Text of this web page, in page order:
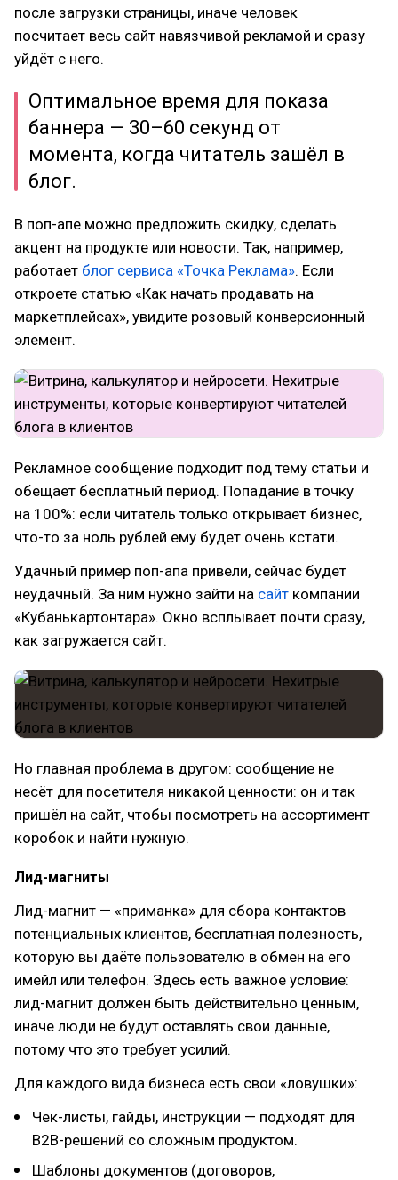
после загрузки страницы, иначе человек
посчитает весь сайт навязчивой рекламой и сразу
уйдёт с него.
Оптимальное время для показа
баннера — 30–60 секунд от
момента, когда читатель зашёл в
блог.
В поп-апе можно предложить скидку, сделать
акцент на продукте или новости. Так, например,
работает блог сервиса «Точка Реклама». Если
откроете статью «Как начать продавать на
маркетплейсах», увидите розовый конверсионный
элемент.
Рекламное сообщение подходит под тему статьи и
обещает бесплатный период. Попадание в точку
на 100%: если читатель только открывает бизнес,
что-то за ноль рублей ему будет очень кстати.
Удачный пример поп-апа привели, сейчас будет
неудачный. За ним нужно зайти на сайт компании
«Кубанькартонтара». Окно всплывает почти сразу,
как загружается сайт.
Но главная проблема в другом: сообщение не
несёт для посетителя никакой ценности: он и так
пришёл на сайт, чтобы посмотреть на ассортимент
коробок и найти нужную.
Лид-магниты
Лид-магнит — «приманка» для сбора контактов
потенциальных клиентов, бесплатная полезность,
которую вы даёте пользователю в обмен на его
имейл или телефон. Здесь есть важное условие:
лид-магнит должен быть действительно ценным,
иначе люди не будут оставлять свои данные,
потому что это требует усилий.
Для каждого вида бизнеса есть свои «ловушки»:
Чек-листы, гайды, инструкции — подходят для
B2B-решений со сложным продуктом.
Шаблоны документов (договоров,